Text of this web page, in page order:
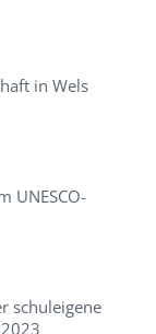
in Wels
UNESCO-
schuleigene